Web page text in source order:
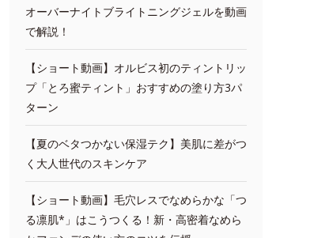
オーバーナイトブライトニングジェルを動画
で解説！
【ショート動画】オルビス初のティントリッ
プ「とろ蜜ティント」おすすめの塗り方3パ
ターン
【夏のベタつかない保湿テク】美肌に差がつ
く大人世代のスキンケア
【ショート動画】毛穴レスでなめらかな「つ
る凛肌*」はこうつくる！新・高密着なめら